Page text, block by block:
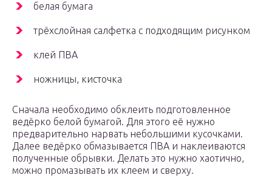
белая бумага
трёхслойная салфетка с подходящим рисунком
клей ПВА
ножницы, кисточка
Сначала необходимо обклеить подготовленное
ведёрко белой бумагой. Для этого её нужно
предварительно нарвать небольшими кусочками.
Далее ведёрко обмазывается ПВА и наклеиваются
полученные обрывки. Делать это нужно хаотично,
можно промазывать их клеем и сверху.